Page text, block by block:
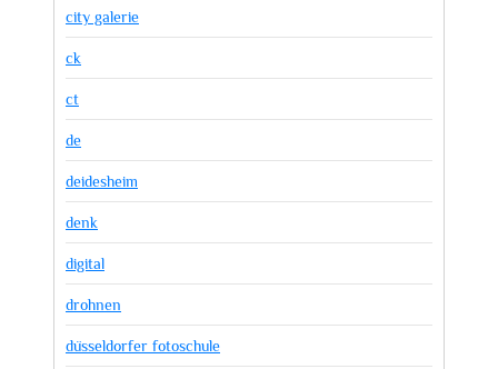
city galerie
ck
ct
de
deidesheim
denk
digital
drohnen
düsseldorfer fotoschule